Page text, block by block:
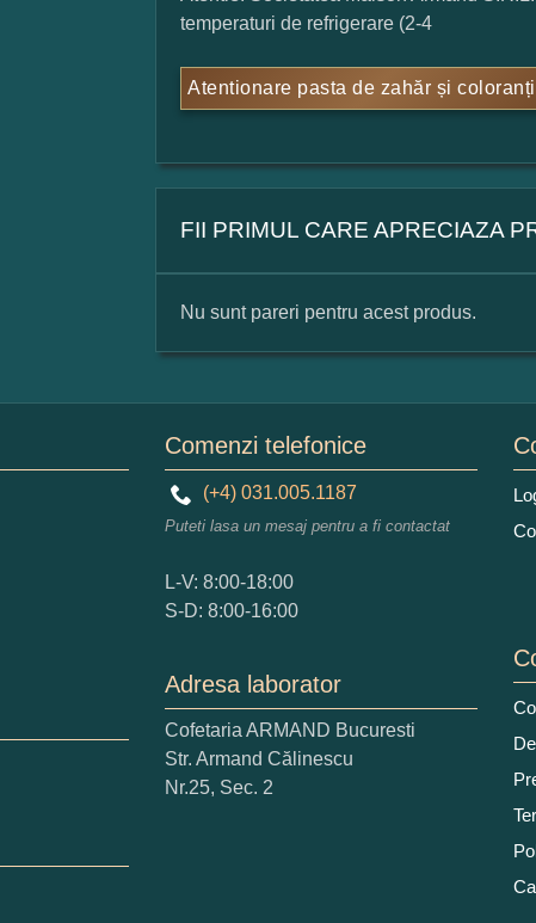
temperaturi de refrigerare (2-4
Atentionare pasta de zahăr și coloranți
FII PRIMUL CARE APRECIAZA
Numele dumneavoastra:
Adaugati o parere despre acest
Ce nota acordati acestui produs?
1 2 3
Nu tocmai bun
Nu sunt pareri pentru acest produs.
Comenzi telefonice
(+4) 031.005.1187
Puteti lasa un mesaj pentru a fi contactat
L-V: 8:00-18:00
S-D: 8:00-16:00
Adresa laborator
Cofetaria ARMAND Bucuresti
Str. Armand Călinescu
Nr.25, Sec. 2